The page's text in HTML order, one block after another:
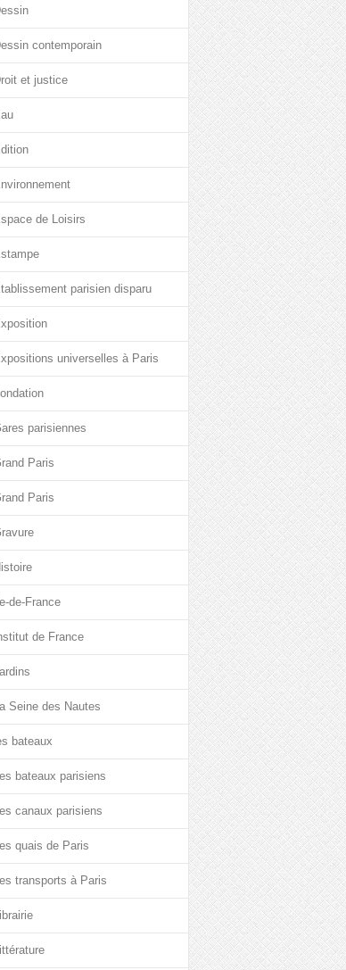
contemporain
et justice
de Loisirs
parisien disparu
universelles à Paris
parisiennes
Paris
Paris
Île-de-France
de France
Seine des Nautes
bateaux
bateaux parisiens
canaux parisiens
quais de Paris
transports à Paris